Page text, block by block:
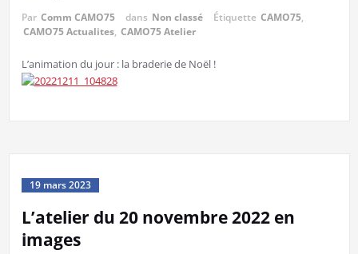
Par Comm CAMO75 dans Non classé Étiquette CAMO75,
CAMO75 Actualites, CAMO75 Atelier
L’animation du jour : la braderie de Noël !
19 mars 2023
L’atelier du 20 novembre 2022 en
images